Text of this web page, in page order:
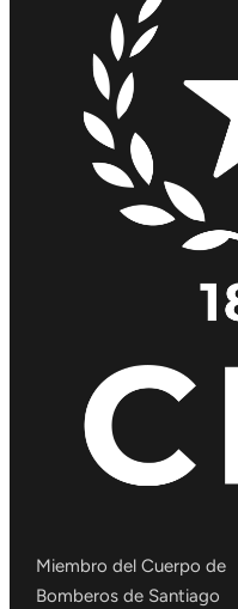
Miembro del Cuerpo de
Bomberos de Santiago